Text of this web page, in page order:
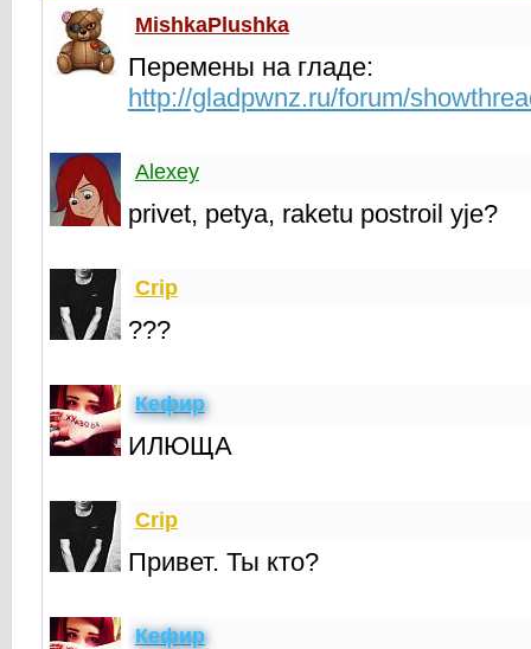
MishkaPlushka
Перемены на гладе:
http://gladpwnz.ru/forum/
Alexey
privet, petya, raketu postroil yje?
Crip
???
Кефир
ИЛЮЩА
Crip
Привет. Ты кто?
Кефир